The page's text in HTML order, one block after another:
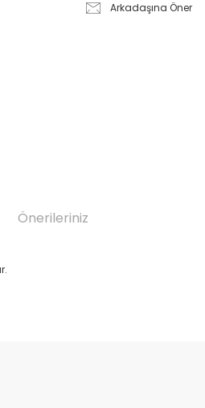
Arkadaşına Öner
Önerileriniz